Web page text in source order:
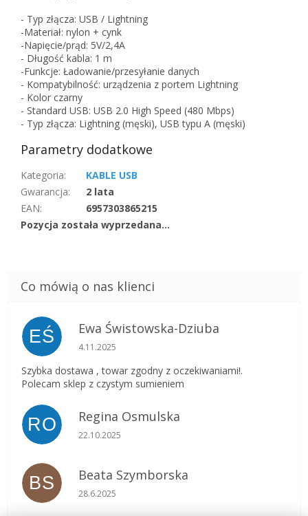
- Typ złącza: USB / Lightning
-Materiał: nylon + cynk
-Napięcie/prąd: 5V/2,4A
- Długość kabla: 1 m
-Funkcje: Ładowanie/przesyłanie danych
- Kompatybilność: urządzenia z portem Lightning
- Kolor czarny
- Standard USB: USB 2.0 High Speed ​​(480 Mbps)
- Typ złącza: Lightning (męski), USB typu A (męski)
Parametry dodatkowe
Kategoria:
KABLE USB
Gwarancja:
2 lata
EAN:
6957303865215
Pozycja została wyprzedana…
EŚ Ewa Świstowska-Dziuba
Ocena sklepu to 5 na 5 gwiazdek.
4.11.2025
Szybka dostawa , towar zgodny z oczekiwaniami!.
Polecam sklep z czystym sumieniem
RO Regina Osmulska
Ocena sklepu to 5 na 5 gwiazdek.
22.10.2025
BS Beata Szymborska
Ocena sklepu to 5 na 5 gwiazdek.
28.6.2025